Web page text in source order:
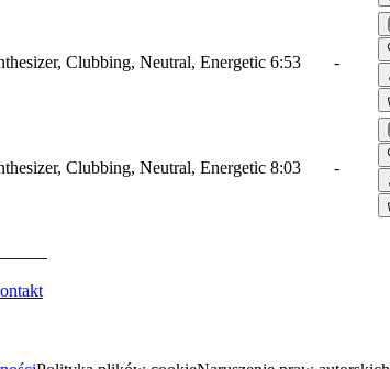
Clubbing, Neutral, Energetic 6:53 -
Clubbing, Neutral, Energetic 8:03 -